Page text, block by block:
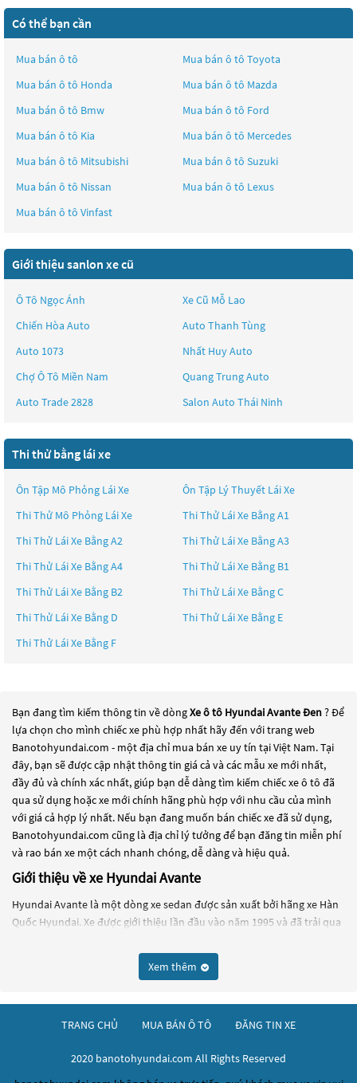
Có thể bạn cần
Mua bán ô tô Mua bán ô tô Toyota
Mua bán ô tô Honda Mua bán ô tô Mazda
Mua bán ô tô Bmw Mua bán ô tô Ford
Mua bán ô tô Kia Mua bán ô tô Mercedes
Mua bán ô tô Mitsubishi Mua bán ô tô Suzuki
Mua bán ô tô Nissan Mua bán ô tô Lexus
Mua bán ô tô Vinfast
Giới thiệu sanlon xe cũ
Ô Tô Ngọc Ánh
Xe Cũ Mỗ Lao
Chiến Hòa Auto
Auto Thanh Tùng
Auto 1073
Nhất Huy Auto
Chợ Ô Tô Miền Nam
Quang Trung Auto
Auto Trade 2828
Salon Auto Thái Ninh
Thi thử bằng lái xe
Ôn Tập Mô Phỏng Lái Xe
Ôn Tập Lý Thuyết Lái Xe
Thi Thử Mô Phỏng Lái Xe
Thi Thử Lái Xe Bằng A1
Thi Thử Lái Xe Bằng A2
Thi Thử Lái Xe Bằng A3
Thi Thử Lái Xe Bằng A4
Thi Thử Lái Xe Bằng B1
Thi Thử Lái Xe Bằng B2
Thi Thử Lái Xe Bằng C
Thi Thử Lái Xe Bằng D
Thi Thử Lái Xe Bằng E
Thi Thử Lái Xe Bằng F
Bạn đang tìm kiếm thông tin về dòngXe ô tô Hyundai Avante Đen? Để
lựa chọn cho mình chiếc xe phù hợp nhất hãy đến với trang web
Banotohyundai.com - một địa chỉ mua bán xe uy tín tại Việt Nam. Tại
đây, bạn sẽ được cập nhật thông tin giá cả và các mẫu xe mới nhất,
đầy đủ và chính xác nhất, giúp bạn dễ dàng tìm kiếm chiếc xe ô tô đã
qua sử dụng hoặc xe mới chính hãng phù hợp với nhu cầu của mình
với giá cả hợp lý nhất. Nếu bạn đang muốn bán chiếc xe đã sử dụng,
Banotohyundai.com cũng là địa chỉ lý tưởng để bạn đăng tin miễn phí
và rao bán xe một cách nhanh chóng, dễ dàng và hiệu quả.
Giới thiệu về xe Hyundai Avante
Hyundai Avante là một dòng xe sedan được sản xuất bởi hãng xe Hàn
Quốc Hyundai. Xe được giới thiệu lần đầu vào năm 1995 và đã trải qua
Avante có kiểu dáng thiết kế đẹp mắt và hiện đại, với các đường nét
mượt mà và các chi tiết tinh tế. Nội thất của xe được thiết kế rộng rãi
CD, hệ thống âm thanh, tay lái trợ lực, cửa sổ điện và nhiều tính năng
Động cơ của Avante là động cơ xăng 4 xi-lanh, với dung tích từ 1.4 đến
1.6 lít, công suất từ 100 đến 130 mã lực và hộp số sàn hoặc tự động 6
Xem thêm
TRANG CHỦ MUA BÁN Ô TÔ ĐĂNG TIN XE
2020 banotohyundai.com All Rights Reserved